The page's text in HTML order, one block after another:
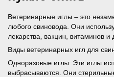
Ветеринарные иглы – это
любого свиновода. Они
лекарства, вакцин, витаминов и
Виды ветеринарных игл для
Одноразовые иглы: Эти иглы
выбрасываются. Они